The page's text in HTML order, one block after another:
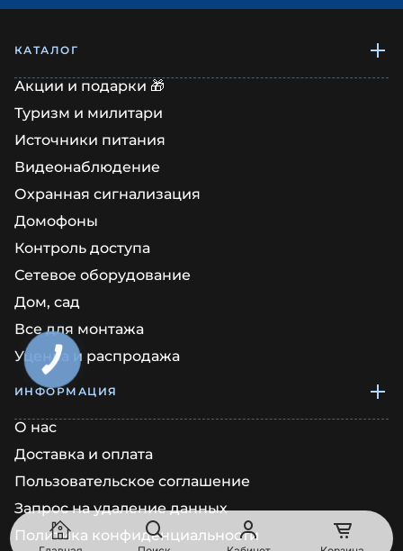
КАТАЛОГ
Акции и подарки 🎁
Туризм и милитари
Источники питания
Видеонаблюдение
Охранная сигнализация
Домофоны
Контроль доступа
Сетевое оборудование
Дом, сад
Все для монтажа
Уценка и распродажа
ИНФОРМАЦИЯ
О нас
Доставка и оплата
Пользовательское соглашение
Запрос на удаление данных
Политика конфиденциальности
КНОПКА
ЗВ'ЯЗКУ